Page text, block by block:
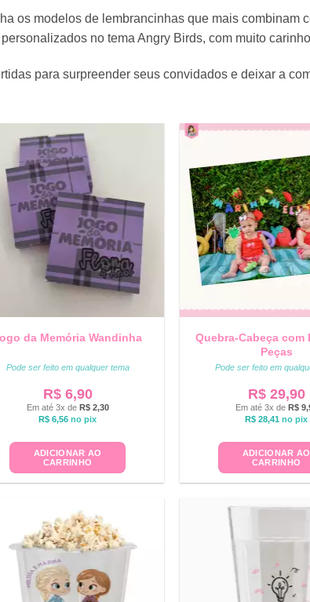
os modelos de lembrancinhas que mais combinam
no tema Angry Birds, com muito
para surpreender seus convidados e deixar a
da Memória Wandinha
Pode ser feito em qualquer tema
R$6,90
Em até 3x de R$2,30
R$ 6,56 no pix
ADICIONAR AO
CARRINHO
Quebra-Cabeça com
Peças
Pode ser feito em
R$29,90
Em até 3x de R$
R$ 28,41 no pix
ADICIONAR AO
CARRINHO